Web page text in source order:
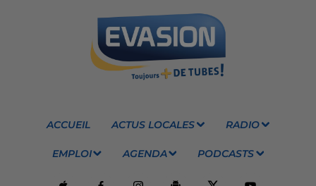
ACCUEIL ACTUS LOCALES RADIO
EMPLOI AGENDA PODCASTS